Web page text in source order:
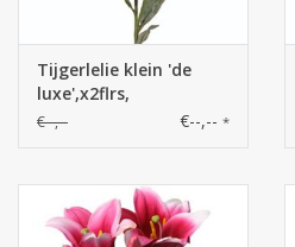
Tijgerlelie klein 'de
luxe',x2flrs,
1knp,x11lvs, real
€--,-- €--,-- *